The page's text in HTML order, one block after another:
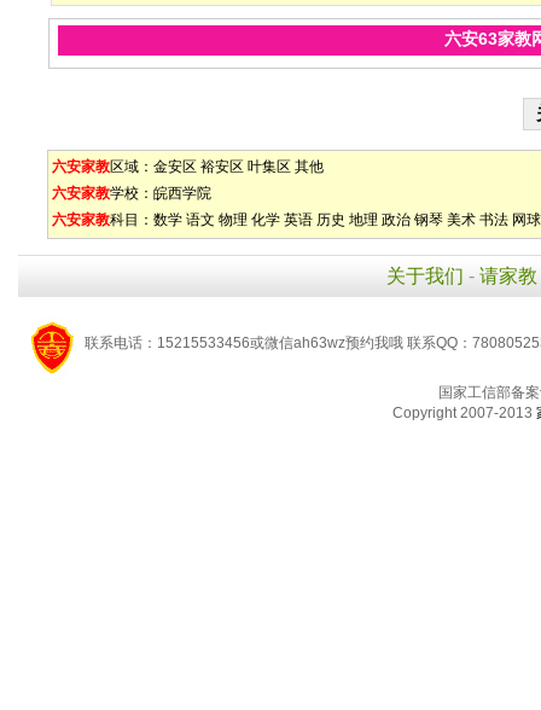
六安63家教
六安家教区域： 金安区 裕安区 叶集区 其他
六安家教学校： 皖西学院
六安家教科目： 数学 语文 物理 化学 英语 历史 地理 政治 钢琴 美术 书法 网球
关于我们 - 请家教
联系电话：15215533456或微信ah63wz预约我哦 联系QQ：
国家工信部备
Copyright 2007-2013